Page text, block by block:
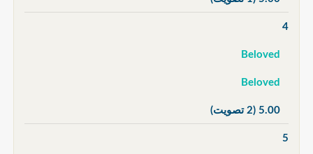
4
Beloved
Beloved
5.00 (2 تصويت)
5